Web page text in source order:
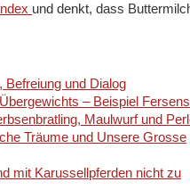
und denkt, dass
und Dialog
– Beispiel
Maulwurf und
Träume und Unsere Grosse
mit Karussellpferden nicht zu